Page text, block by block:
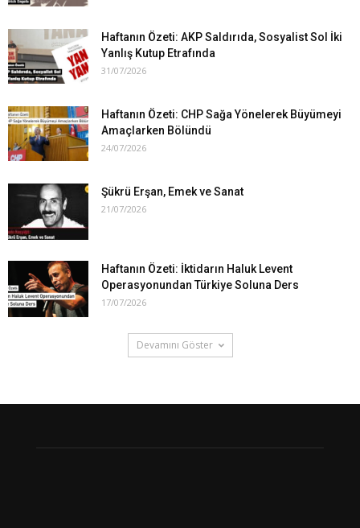
Haftanın Özeti: AKP Saldırıda, Sosyalist Sol İki
Yanlış Kutup Etrafında
31/07/2026
Haftanın Özeti: CHP Sağa Yönelerek Büyümeyi
Amaçlarken Bölündü
24/07/2026
Şükrü Erşan, Emek ve Sanat
21/07/2026
Haftanın Özeti: İktidarın Haluk Levent
Operasyonundan Türkiye Soluna Ders
17/07/2026
Devamını Göster